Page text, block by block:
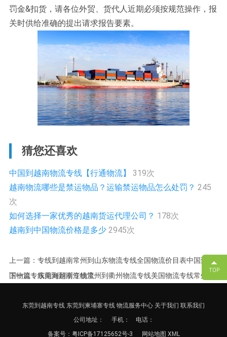
罚金&扣货，请各位外贸、货代人近期必须按规范操作，报
关时供给准确的提出请求报告要素。
猜您还喜欢
中国到越南物流专线【行通物流】 319次
越南物流哪些是禁运物品？运输禁运物品怎么处罚？ 245
次
如何选择一家优秀的越南货运代理公司？ 178次
越南到中国物流价格是多少 2945次
上一篇：专线到越南常州到山东物流专线全国物流价目表中国到美
国物流专线南海到浙江物流
下一篇：东莞到越南专线常州到衢州物流专线美国物流专线常州至
东莞到越南专线 东莞到柬埔寨专线 物流服务中心 关于我们 联系我们
公司地址： 手机： 电话：
备案号： 粤ICP备17125652号-3 网站地图 XML